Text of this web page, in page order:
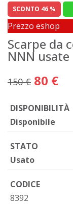
SCONTO 46 %
Prezzo eshop
Scarpe da
NNN usate
150 € 80 €
DISPONIBILITÀ
Disponibile
STATO
Usato
CODICE
8392